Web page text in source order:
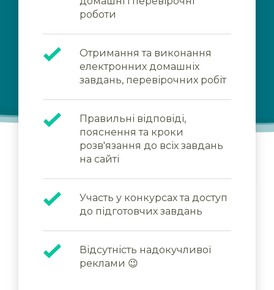
роботи
Отримання та виконання
електронних домашніх
завдань, перевірочних робіт
Правильні відповіді,
пояснення та кроки
розв'язання до всіх завдань
на сайті
Участь у конкурсах та доступ
до підготовчих завдань
Відсутність надокучливої
реклами 😉